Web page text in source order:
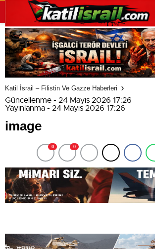
Katil İsrail – Filistin Ve Gazze Haberleri
Güncellenme - 24 Mayıs 2026 17:26
Yayınlanma - 24 Mayıs 2026 17:26
image
0 0